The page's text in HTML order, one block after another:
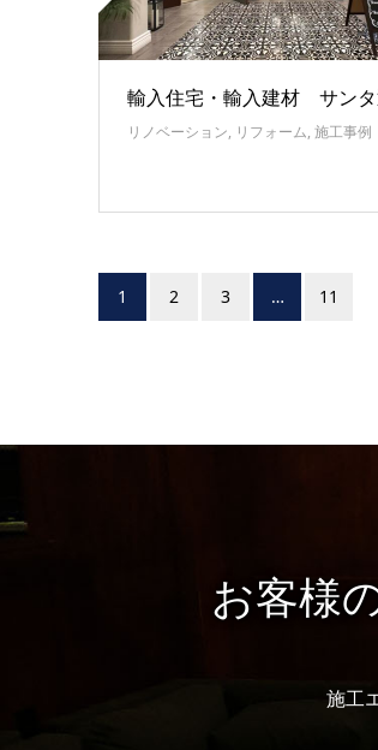
輸入住宅・輸入建材 サン
リノベーション, リフォーム, 施工事例
1 2 3 … 11
お客様
施工